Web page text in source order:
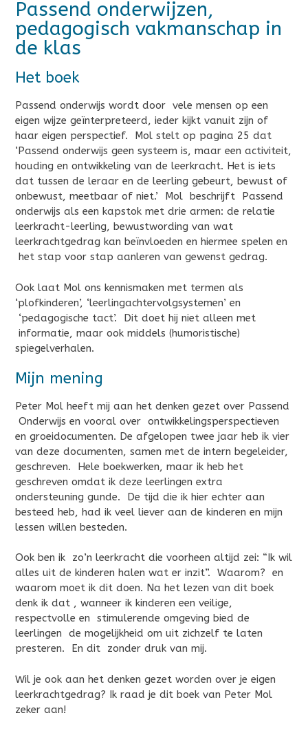
Passend onderwijzen,
pedagogisch vakmanschap in
de klas
Het boek
Passend onderwijs wordt door vele mensen op een
eigen wijze geïnterpreteerd, ieder kijkt vanuit zijn of
haar eigen perspectief. Mol stelt op pagina 25 dat
‘Passend onderwijs geen systeem is, maar een activiteit,
houding en ontwikkeling van de leerkracht. Het is iets
dat tussen de leraar en de leerling gebeurt, bewust of
onbewust, meetbaar of niet.’ Mol beschrijft Passend
onderwijs als een kapstok met drie armen: de relatie
leerkracht-leerling, bewustwording van wat
leerkrachtgedrag kan beïnvloeden en hiermee spelen en
het stap voor stap aanleren van gewenst gedrag.
Ook laat Mol ons kennismaken met termen als
‘plofkinderen’, ‘leerlingachtervolgsystemen’ en
‘pedagogische tact’. Dit doet hij niet alleen met
informatie, maar ook middels (humoristische)
spiegelverhalen.
Mijn mening
Peter Mol heeft mij aan het denken gezet over Passend
Onderwijs en vooral over ontwikkelingsperspectieven
en groeidocumenten. De afgelopen twee jaar heb ik vier
van deze documenten, samen met de intern begeleider,
geschreven. Hele boekwerken, maar ik heb het
geschreven omdat ik deze leerlingen extra
ondersteuning gunde. De tijd die ik hier echter aan
besteed heb, had ik veel liever aan de kinderen en mijn
lessen willen besteden.
Ook ben ik zo’n leerkracht die voorheen altijd zei: “Ik wil
alles uit de kinderen halen wat er inzit”. Waarom? en
waarom moet ik dit doen. Na het lezen van dit boek
denk ik dat , wanneer ik kinderen een veilige,
respectvolle en stimulerende omgeving bied de
leerlingen de mogelijkheid om uit zichzelf te laten
presteren. En dit zonder druk van mij.
Wil je ook aan het denken gezet worden over je eigen
leerkrachtgedrag? Ik raad je dit boek van Peter Mol
zeker aan!